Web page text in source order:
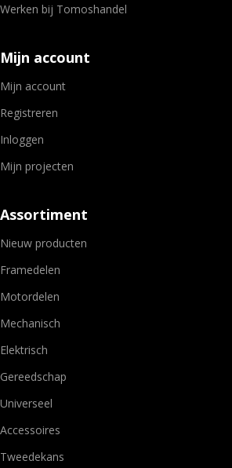
Werken bij Tomoshandel
Mijn account
Mijn account
Registreren
Inloggen
Mijn projecten
Assortiment
Nieuw producten
Framedelen
Motordelen
Mechanisch
Elektrisch
Gereedschap
Universeel
Accessoires
Tweedekans